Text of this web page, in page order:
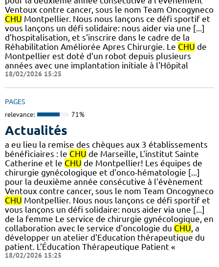
Ventoux contre cancer, sous le nom Team Oncogyneco
CHU Montpellier. Nous nous lançons ce défi sportif et
vous lançons un défi solidaire: nous aider via une [...]
d’hospitalisation, et s'inscrire dans le cadre de la
Réhabilitation Améliorée Apres Chirurgie. Le CHU de
Montpellier est doté d'un robot depuis plusieurs
années avec une implantation initiale à l'Hôpital
18/02/2026 15:25
PAGES
relevance: 71%
Actualités
a eu lieu la remise des chèques aux 3 établissements
bénéficiaires : le CHU de Marseille, L'institut Sainte
Catherine et le CHU de Montpellier! Les équipes de
chirurgie gynécologique et d'onco-hématologie [...]
pour la deuxième année consécutive à l'évènement
Ventoux contre cancer, sous le nom Team Oncogyneco
CHU Montpellier. Nous nous lançons ce défi sportif et
vous lançons un défi solidaire: nous aider via une [...]
de la femme Le service de chirurgie gynécologique, en
collaboration avec le service d'oncologie du CHU, a
développer un atelier d'Education thérapeutique du
patient. L’Éducation Thérapeutique Patient «
18/02/2026 15:25